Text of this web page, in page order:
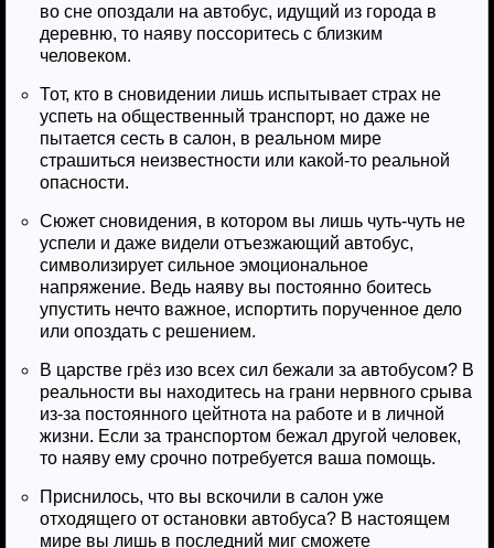
во сне опоздали на автобус, идущий из города в
деревню, то наяву поссоритесь с близким
человеком.
Тот, кто в сновидении лишь испытывает страх не
успеть на общественный транспорт, но даже не
пытается сесть в салон, в реальном мире
страшиться неизвестности или какой-то реальной
опасности.
Сюжет сновидения, в котором вы лишь чуть-чуть не
успели и даже видели отъезжающий автобус,
символизирует сильное эмоциональное
напряжение. Ведь наяву вы постоянно боитесь
упустить нечто важное, испортить порученное дело
или опоздать с решением.
В царстве грёз изо всех сил бежали за автобусом? В
реальности вы находитесь на грани нервного срыва
из-за постоянного цейтнота на работе и в личной
жизни. Если за транспортом бежал другой человек,
то наяву ему срочно потребуется ваша помощь.
Приснилось, что вы вскочили в салон уже
отходящего от остановки автобуса? В настоящем
мире вы лишь в последний миг сможете